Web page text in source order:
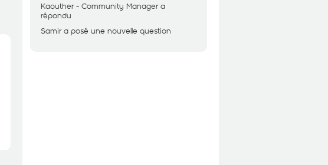
Kaouther - Community Manager a
répondu
Samir a posé une nouvelle question